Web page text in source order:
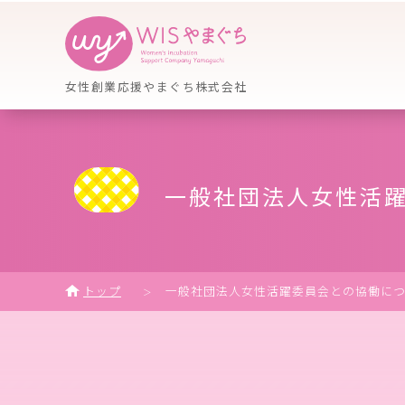
女性創業応援やまぐち株式会社
一般社団法人女性活
トップ ＞ 一般社団法人女性活躍委員会との協働に